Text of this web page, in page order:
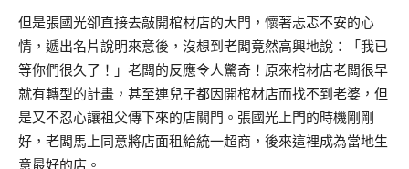
但是張國光卻直接去敲開棺材店的大門，懷著忐忑不安的心
情，遞出名片說明來意後，沒想到老闆竟然高興地說：「我已
等你們很久了！」老闆的反應令人驚奇！原來棺材店老闆很早
就有轉型的計畫，甚至連兒子都因開棺材店而找不到老婆，但
是又不忍心讓祖父傳下來的店關門。張國光上門的時機剛剛
好，老闆馬上同意將店面租給統一超商，後來這裡成為當地生
意最好的店。